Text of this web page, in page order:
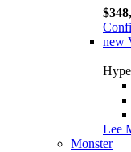
new
Lee
Monster